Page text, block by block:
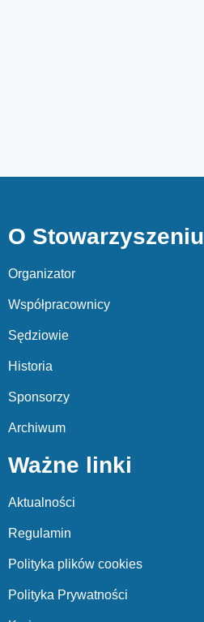
O Stowarzyszeniu
Organizator
Współpracownicy
Sędziowie
Historia
Sponsorzy
Archiwum
Ważne linki
Aktualności
Regulamin
Polityka plików cookies
Polityka Prywatności